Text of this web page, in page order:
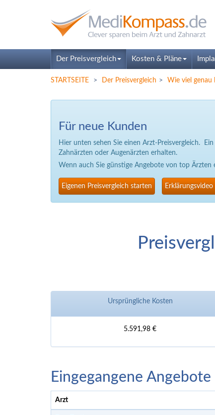
Der Preisvergleich Kosten & Pläne
STARTSEITE Der Preisvergleich Wie viel genau
Für neue Kunden
Hier unten sehen Sie einen Arzt-Preisvergleich.
Zahnärzten oder Augenärzten erhalten.
Wenn auch Sie günstige Angebote von top Ärzten
Eigenen Preisvergleich starten Erklärungsvideo
Ursprüngliche Kosten
5.591,98 €
Eingegangene Angebote
Arzt